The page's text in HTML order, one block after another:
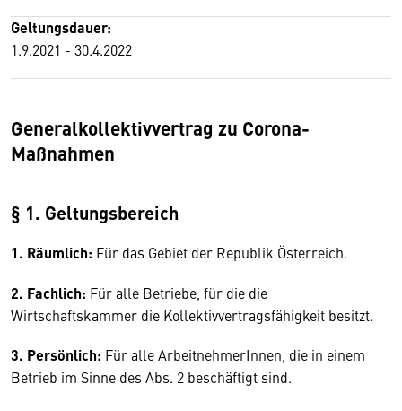
Geltungsdauer:
1.9.2021 - 30.4.2022
Generalkollektivvertrag zu Corona-
Maßnahmen
§ 1. Geltungsbereich
1. Räumlich: Für das Gebiet der Republik Österreich.
2. Fachlich: Für alle Betriebe, für die die
Wirtschaftskammer die Kollektivvertragsfähigkeit besitzt.
3. Persönlich: Für alle ArbeitnehmerInnen, die in einem
Betrieb im Sinne des Abs. 2 beschäftigt sind.